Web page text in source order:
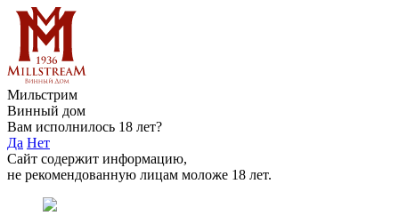
Мильстрим
Винный дом
Вам исполнилось 18 лет?
Да Нет
Сайт содержит информацию,
не рекомендованную лицам моложе 18 лет.